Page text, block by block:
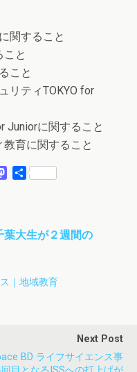
関すること
こと
こと
リティTOKYO for
Juniorに関すること
育に関すること
M
o
d
共
葉大生が２週間の
｜地域教育
Next Post
BD ライフサイエンス事